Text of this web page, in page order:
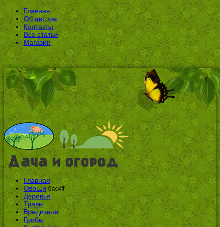
Главная
Об авторе
Контакты
Все статьи
Магазин
Главная
Овощи 0ac4ff
Деревья
Травы
Вредители
Грибы